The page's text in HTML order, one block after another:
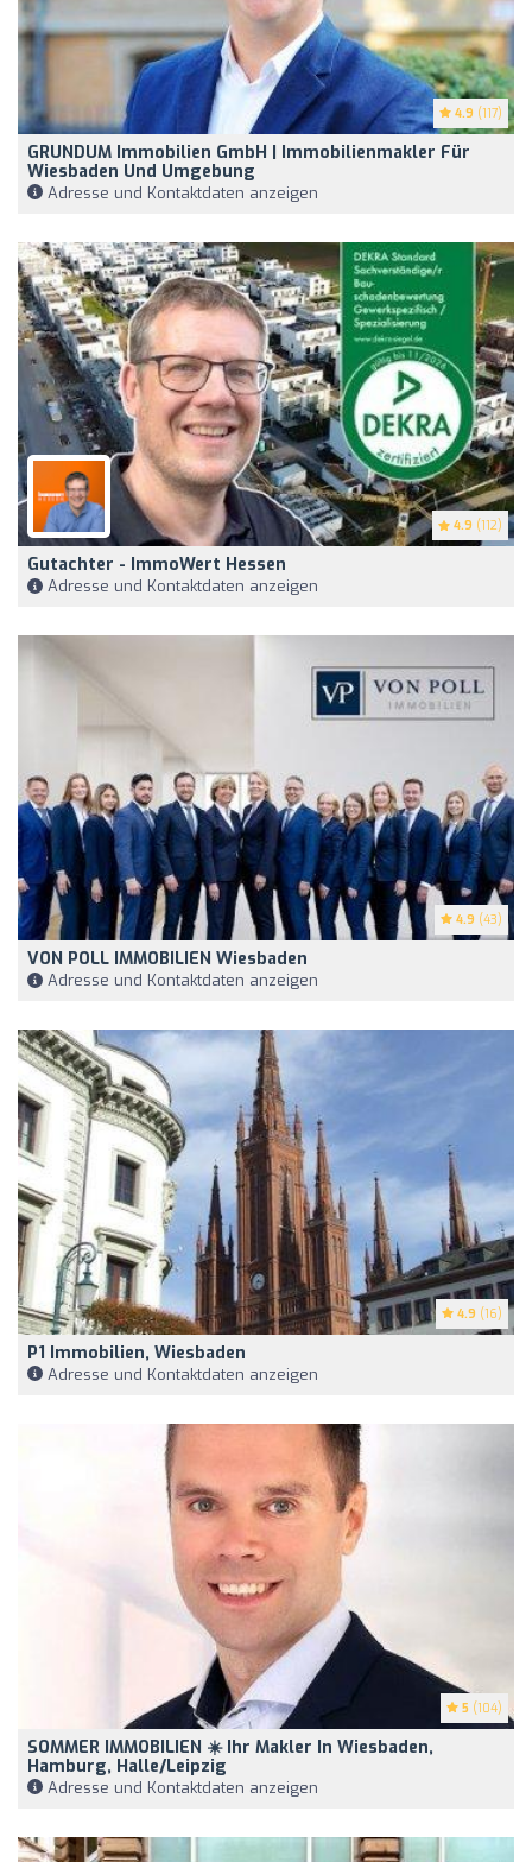
4.9 (117)
GRUNDUM Immobilien GmbH | Immobilienmakler Für
Wiesbaden Und Umgebung
Adresse und Kontaktdaten anzeigen
4.9 (112)
Gutachter - ImmoWert Hessen
Adresse und Kontaktdaten anzeigen
4.9 (43)
VON POLL IMMOBILIEN Wiesbaden
Adresse und Kontaktdaten anzeigen
4.9 (16)
P1 Immobilien, Wiesbaden
Adresse und Kontaktdaten anzeigen
5 (104)
SOMMER IMMOBILIEN ☀️ Ihr Makler In Wiesbaden,
Hamburg, Halle/Leipzig
Adresse und Kontaktdaten anzeigen